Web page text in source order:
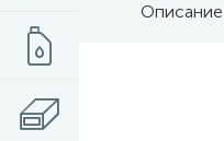
Описание